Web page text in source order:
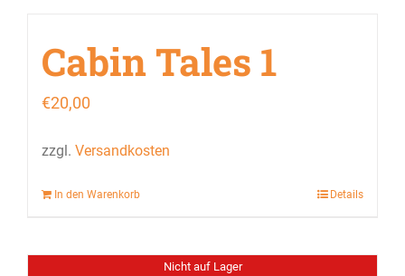
Cabin Tales 1
€20,00
zzgl. Versandkosten
In den Warenkorb Details
Nicht auf Lager